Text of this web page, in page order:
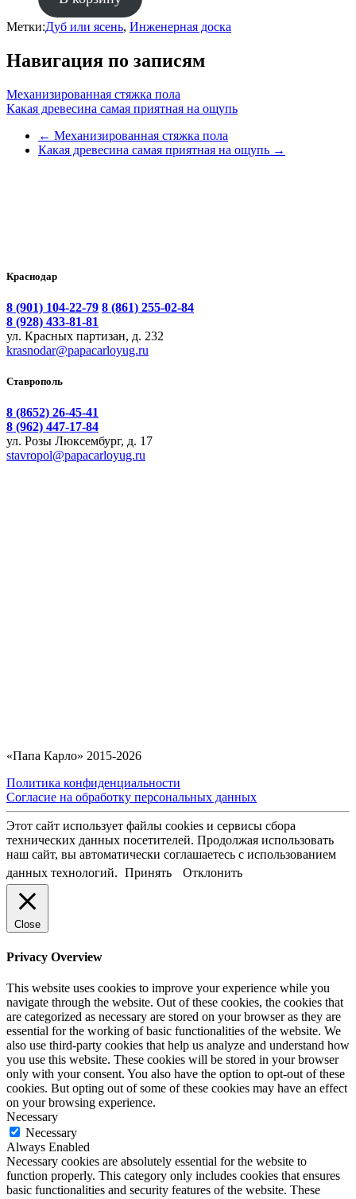
Метки:Дуб или ясень, Инженерная доска
Навигация по записям
Механизированная стяжка пола
Какая древесина самая приятная на ощупь
← Механизированная стяжка пола
Какая древесина самая приятная на ощупь →
Краснодар
8 (901) 104-22-79 8 (861) 255-02-84
8 (928) 433-81-81
ул. Красных партизан, д. 232
krasnodar@papacarloyug.ru
Ставрополь
8 (8652) 26-45-41
8 (962) 447-17-84
ул. Розы Люксембург, д. 17
stavropol@papacarloyug.ru
«Папа Карло» 2015-2026
Политика конфиденциальности
Согласие на обработку персональных данных
Этот сайт использует файлы cookies и сервисы сбора
технических данных посетителей. Продолжая использовать
наш сайт, вы автоматически соглашаетесь с использованием
данных технологий. Принять Отклонить
Close
Privacy Overview
This website uses cookies to improve your experience while you
navigate through the website. Out of these cookies, the cookies that
are categorized as necessary are stored on your browser as they are
essential for the working of basic functionalities of the website. We
also use third-party cookies that help us analyze and understand how
you use this website. These cookies will be stored in your browser
only with your consent. You also have the option to opt-out of these
cookies. But opting out of some of these cookies may have an effect
on your browsing experience.
Necessary
Necessary
Always Enabled
Necessary cookies are absolutely essential for the website to
function properly. This category only includes cookies that ensures
basic functionalities and security features of the website. These